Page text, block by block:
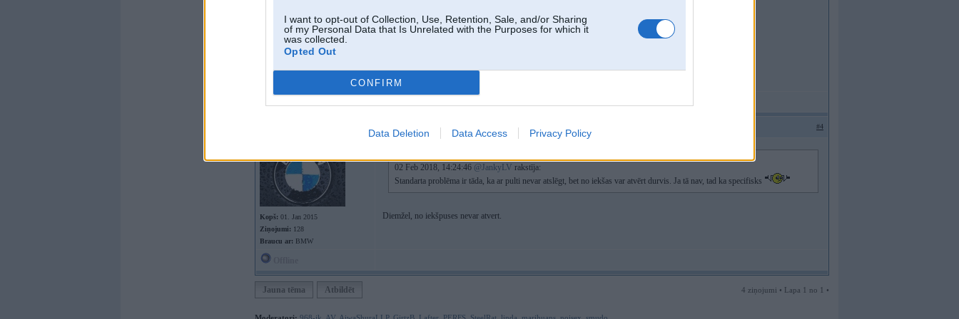
I want to opt-out of Collection, Use, Retention, Sale, and/or Sharing
of my Personal Data that Is Unrelated with the Purposes for which it
was collected.
Opted Out
CONFIRM
Data Deletion Data Access Privacy Policy
23. Jul 2014
Ziņojumi:3218
02. Feb 2018, 14:29 #4
Kopš: 01. Jan 2015
Ziņojumi: 128
Braucu ar: BMW
02 Feb 2018, 14:24:46 @JankyLV rakstīja:
Standarta problēma ir tāda, ka ar pulti nevar atslēgt, bet no iekšas var atvērt durvis. Ja tā nav, tad ka specifisks
Diemžel, no iekšpuses nevar atvert.
Jauna tēma Atbildēt 4 ziņojumi • Lapa 1 no 1 •